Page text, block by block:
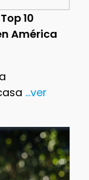
10
América
...ver